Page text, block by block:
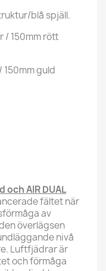
blå spjäll.
/ 150mm rött
150mm guld
och AIR DUAL
fältet när
av
överlägsen
nivå
Luftfjädrar är
och förmåga